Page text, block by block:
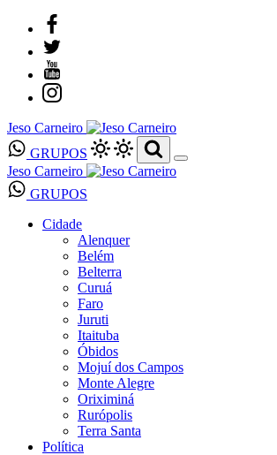
Jeso Carneiro
GRUPOS
Jeso Carneiro
GRUPOS
Cidade
Alenquer
Belém
Belterra
Curuá
Faro
Juruti
Itaituba
Óbidos
Mojuí dos Campos
Monte Alegre
Oriximiná
Rurópolis
Terra Santa
Política